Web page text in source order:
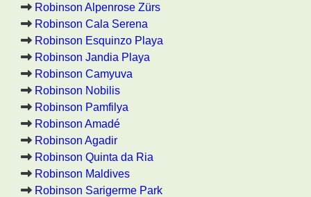
Robinson Alpenrose Zürs
Robinson Cala Serena
Robinson Esquinzo Playa
Robinson Jandia Playa
Robinson Camyuva
Robinson Nobilis
Robinson Pamfilya
Robinson Amadé
Robinson Agadir
Robinson Quinta da Ria
Robinson Maldives
Robinson Sarigerme Park